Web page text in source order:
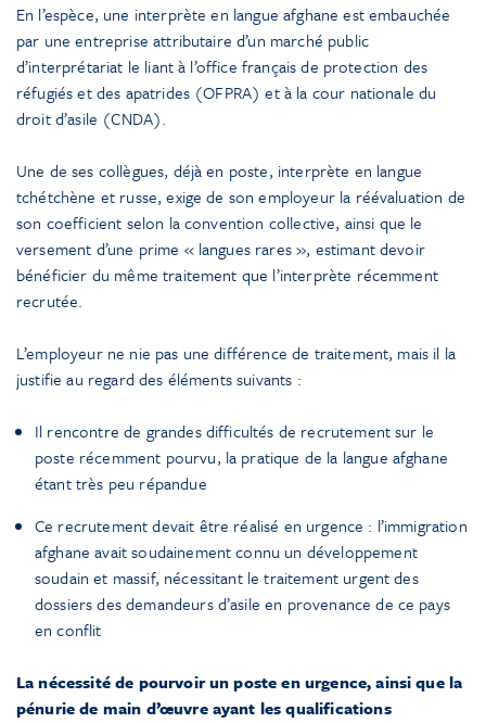
En l’espèce, une interprète en langue afghane est embauchée
par une entreprise attributaire d’un marché public
d’interprétariat le liant à l’office français de protection des
réfugiés et des apatrides (OFPRA) et à la cour nationale du
droit d’asile (CNDA).
Une de ses collègues, déjà en poste, interprète en langue
tchétchène et russe, exige de son employeur la réévaluation de
son coefficient selon la convention collective, ainsi que le
versement d’une prime « langues rares », estimant devoir
bénéficier du même traitement que l’interprète récemment
recrutée.
L’employeur ne nie pas une différence de traitement, mais il la
justifie au regard des éléments suivants :
Il rencontre de grandes difficultés de recrutement sur le
poste récemment pourvu, la pratique de la langue afghane
étant très peu répandue
Ce recrutement devait être réalisé en urgence : l’immigration
afghane avait soudainement connu un développement
soudain et massif, nécessitant le traitement urgent des
dossiers des demandeurs d’asile en provenance de ce pays
en conflit
La nécessité de pourvoir un poste en urgence, ainsi que la
pénurie de main d’œuvre ayant les qualifications